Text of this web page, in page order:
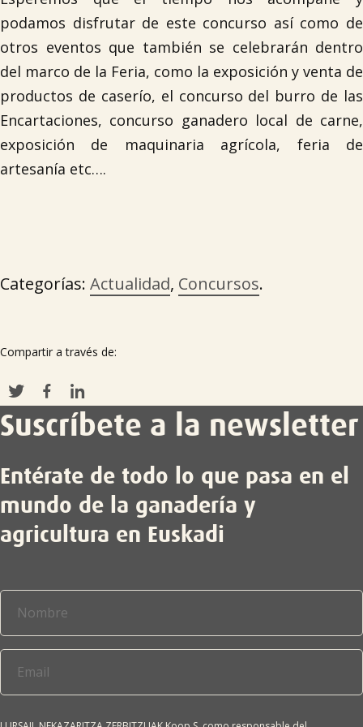

podamos disfrutar de este concurso así como de
otros eventos que también se celebrarán dentro
del marco de la Feria, como la exposición y venta de
productos de caserío, el concurso del burro de las
Encartaciones, concurso ganadero local de carne,
exposición de maquinaria agrícola, feria de
artesanía etc….
Categorías: Actualidad, Concursos.
Compartir a través de:
Suscríbete a la newsletter
Entérate de todo lo que pasa en el
mundo de la ganadería y
agricultura en Euskadi